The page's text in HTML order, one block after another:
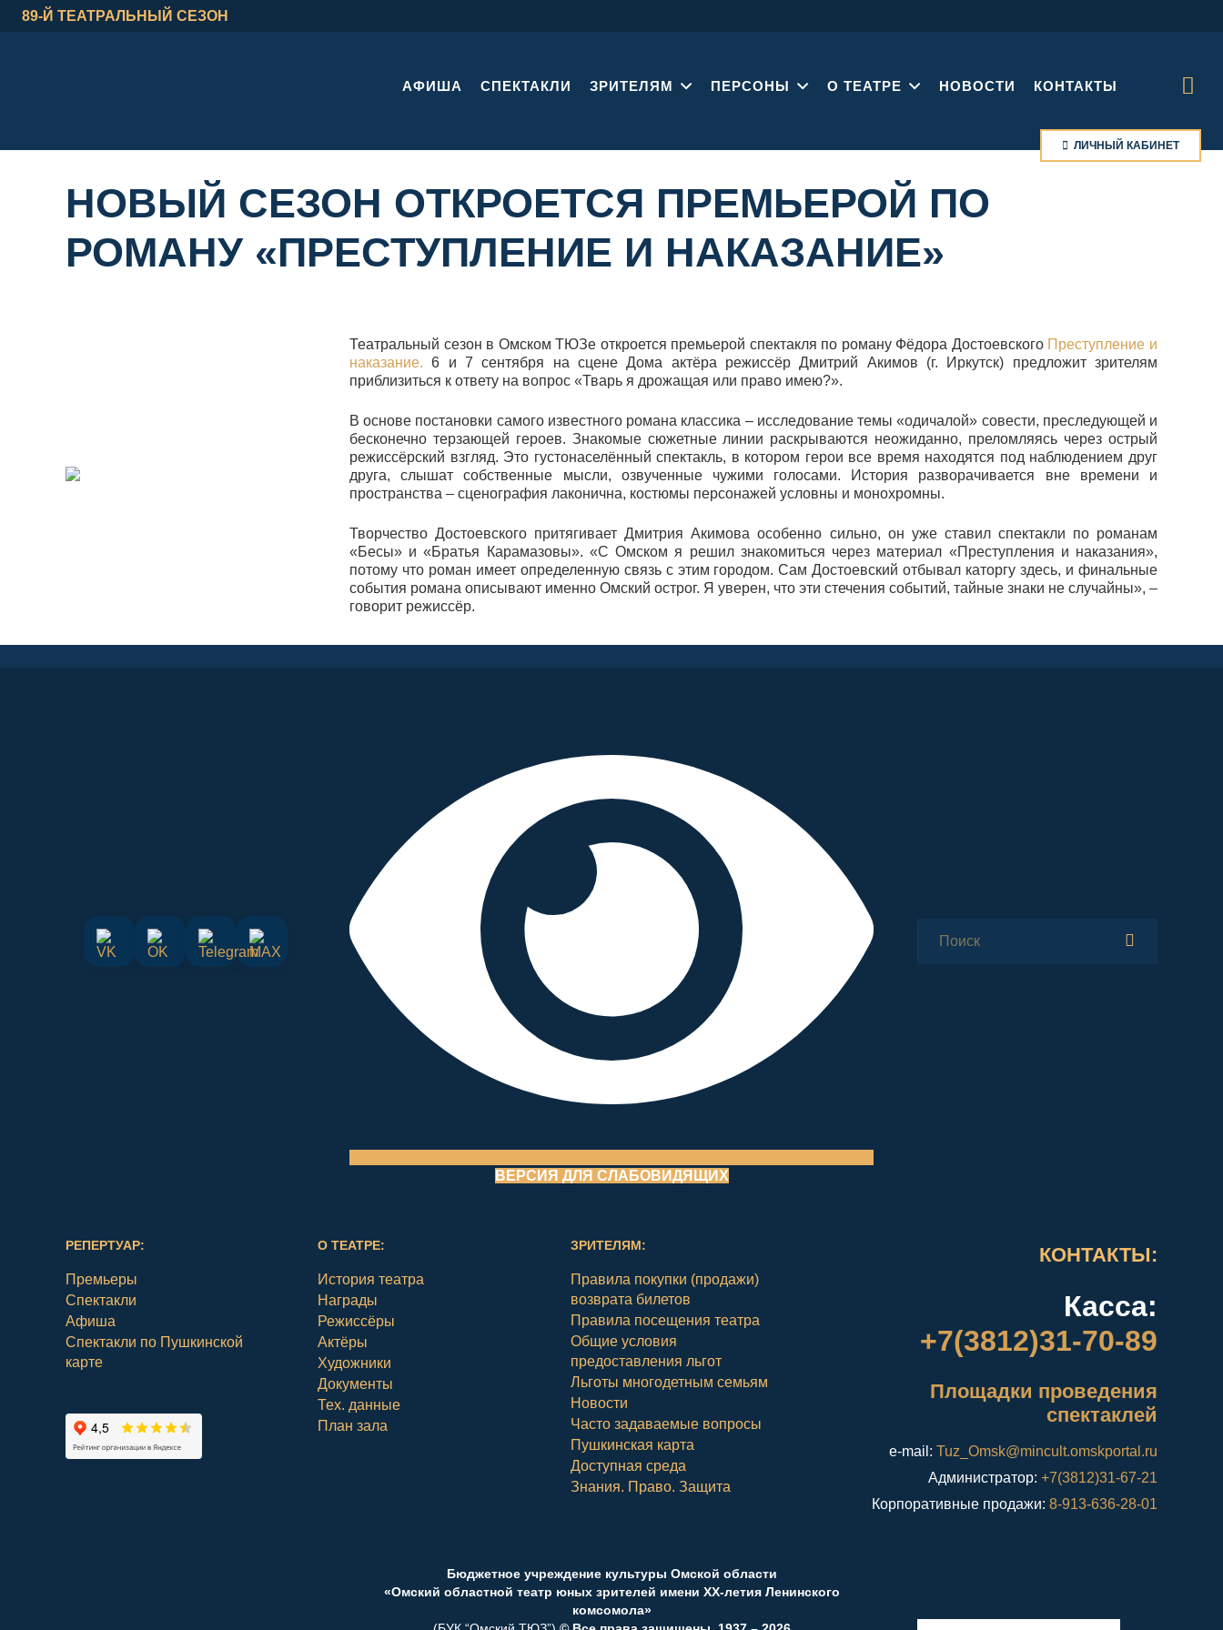
89-Й ТЕАТРАЛЬНЫЙ СЕЗОН
АФИША СПЕКТАКЛИ ЗРИТЕЛЯМ ПЕРСОНЫ О ТЕАТРЕ НОВОСТИ КОНТАКТЫ
ЛИЧНЫЙ КАБИНЕТ
НОВЫЙ СЕЗОН ОТКРОЕТСЯ ПРЕМЬЕРОЙ ПО
РОМАНУ «ПРЕСТУПЛЕНИЕ И НАКАЗАНИЕ»
Театральный сезон в Омском ТЮЗе откроется премьерой спектакля по роману Фёдора Достоевского Преступление и
наказание. 6 и 7 сентября на сцене Дома актёра режиссёр Дмитрий Акимов (г. Иркутск) предложит зрителям
приблизиться к ответу на вопрос «Тварь я дрожащая или право имею?».
В основе постановки самого известного романа классика – исследование темы «одичалой» совести, преследующей и
бесконечно терзающей героев. Знакомые сюжетные линии раскрываются неожиданно, преломляясь через острый
режиссёрский взгляд. Это густонаселённый спектакль, в котором герои все время находятся под наблюдением друг
друга, слышат собственные мысли, озвученные чужими голосами. История разворачивается вне времени и
пространства – сценография лаконична, костюмы персонажей условны и монохромны.
Творчество Достоевского притягивает Дмитрия Акимова особенно сильно, он уже ставил спектакли по романам
«Бесы» и «Братья Карамазовы». «С Омском я решил знакомиться через материал «Преступления и наказания»,
потому что роман имеет определенную связь с этим городом. Сам Достоевский отбывал каторгу здесь, и финальные
события романа описывают именно Омский острог. Я уверен, что эти стечения событий, тайные знаки не случайны», –
говорит режиссёр.
ВЕРСИЯ ДЛЯ СЛАБОВИДЯЩИХ
РЕПЕРТУАР:
Премьеры
Спектакли
Афиша
Спектакли по Пушкинской
карте
О ТЕАТРЕ:
История театра
Награды
Режиссёры
Актёры
Художники
Документы
Тех. данные
План зала
ЗРИТЕЛЯМ:
Правила покупки (продажи)
возврата билетов
Правила посещения театра
Общие условия
предоставления льгот
Льготы многодетным семьям
Новости
Часто задаваемые вопросы
Пушкинская карта
Доступная среда
Знания. Право. Защита
КОНТАКТЫ:
Касса:
+7(3812)31-70-89
Площадки проведения
спектаклей
e-mail: Tuz_Omsk@mincult.omskportal.ru
Администратор: +7(3812)31-67-21
Корпоративные продажи: 8-913-636-28-01
Бюджетное учреждение культуры Омской области
«Омский областной театр юных зрителей имени ХХ-летия Ленинского
комсомола»